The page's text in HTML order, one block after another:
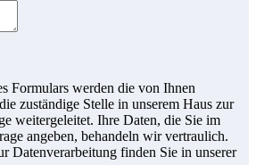
Formulars werden die von Ihnen
zuständige Stelle in unserem Haus zur
weitergeleitet. Ihre Daten, die Sie im
angeben, behandeln wir vertraulich.
Datenverarbeitung finden Sie in unserer